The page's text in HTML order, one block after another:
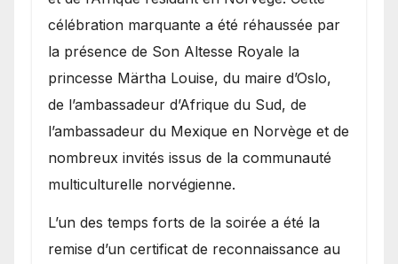
célébration marquante a été réhaussée par
la présence de Son Altesse Royale la
princesse Märtha Louise, du maire d’Oslo,
de l’ambassadeur d’Afrique du Sud, de
l’ambassadeur du Mexique en Norvège et de
nombreux invités issus de la communauté
multiculturelle norvégienne.
​L’un des temps forts de la soirée a été la
remise d’un certificat de reconnaissance au